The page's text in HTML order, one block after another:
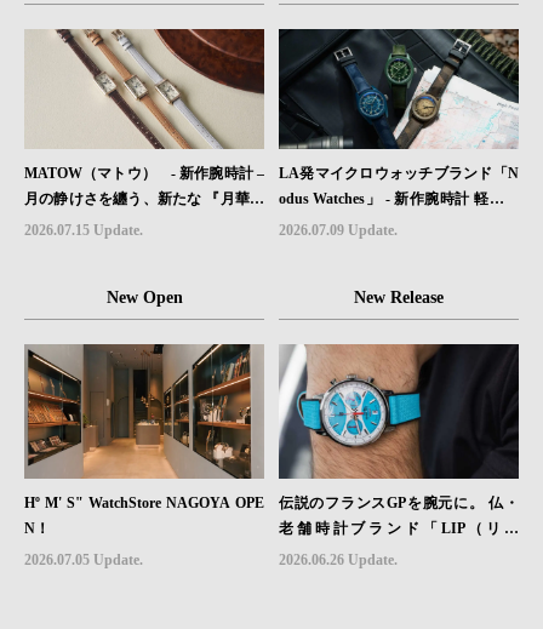
MATOW（マトウ） - 新作腕時計 –
月の静けさを纏う、新たな 『月華』
レザーモデル４型登場。
2026.07.15 Update.
LA発マイクロウォッチブランド「N
odus Watches」 - 新作腕時計 軽さと
堅牢性を両立したフィールドウォッ
2026.07.09 Update.
New Open
Hº M' S" WatchStore NAGOYA OPE
N！
2026.07.05 Update.
New Release
伝説のフランスGPを腕元に。 仏・
老舗時計ブランド「LIP（リッ
プ）」、世界限定1,906本のクロノグ
2026.06.26 Update.